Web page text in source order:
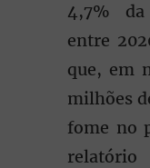
4,7%
entre
que, em
milhões
fome no